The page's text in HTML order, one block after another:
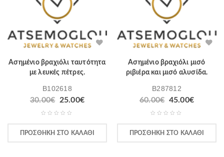
Ασημένιο βραχιόλι ταυτότητα
με λευκές πέτρες.
B102618
30.00€ 25.00€
ΠΡΟΣΘΉΚΗ ΣΤΟ ΚΑΛΆΘΙ
Ασημένιο βραχιόλι μισό
ριβιέρα και μισό αλυσίδα.
B287812
60.00€ 45.00€
ΠΡΟΣΘΉΚΗ ΣΤΟ ΚΑΛΆΘΙ